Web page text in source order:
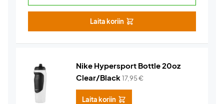
Laita koriin
Nike Hypersport Bottle 20oz
Clear/Black17,95€
Laita koriin